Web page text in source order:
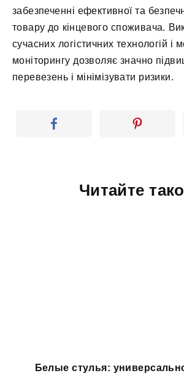
забезпеченні ефективної та
товару до кінцевого споживача.
сучасних логістичних технологій і
моніторингу дозволяє значно
перевезень і мінімізувати ризики.
Читайте
Белые стулья: